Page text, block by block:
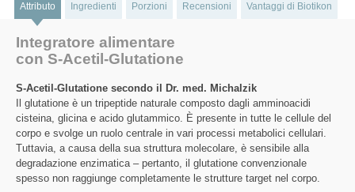
Attributo Ingredienti Porzioni Recensioni Vantaggi di Biotikon
Integratore alimentare
con S-Acetil-Glutatione
S-Acetil-Glutatione secondo il Dr. med. Michalzik
Il glutatione è un tripeptide naturale composto dagli amminoacidi
cisteina, glicina e acido glutammico. È presente in tutte le cellule del
corpo e svolge un ruolo centrale in vari processi metabolici cellulari.
Tuttavia, a causa della sua struttura molecolare, è sensibile alla
degradazione enzimatica – pertanto, il glutatione convenzionale
spesso non raggiunge completamente le strutture target nel corpo.